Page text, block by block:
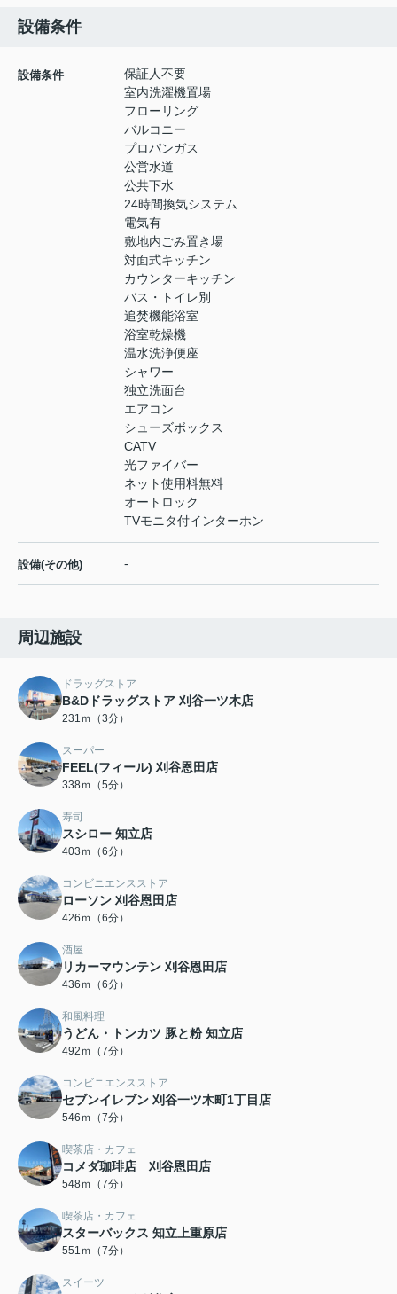
設備条件
設備条件
保証人不要
室内洗濯機置場
フローリング
バルコニー
プロパンガス
公営水道
公共下水
24時間換気システム
電気有
敷地内ごみ置き場
対面式キッチン
カウンターキッチン
バス・トイレ別
追焚機能浴室
浴室乾燥機
温水洗浄便座
シャワー
独立洗面台
エアコン
シューズボックス
CATV
光ファイバー
ネット使用料無料
オートロック
TVモニタ付インターホン
設備(その他) -
周辺施設
ドラッグストア
B&Dドラッグストア 刈谷一ツ木店
231ｍ（3分）
スーパー
FEEL(フィール) 刈谷恩田店
338ｍ（5分）
寿司
スシロー 知立店
403ｍ（6分）
コンビニエンスストア
ローソン 刈谷恩田店
426ｍ（6分）
酒屋
リカーマウンテン 刈谷恩田店
436ｍ（6分）
和風料理
うどん・トンカツ 豚と粉 知立店
492ｍ（7分）
コンビニエンスストア
セブンイレブン 刈谷一ツ木町1丁目店
546ｍ（7分）
喫茶店・カフェ
コメダ珈琲店 刈谷恩田店
548ｍ（7分）
喫茶店・カフェ
スターバックス 知立上重原店
551ｍ（7分）
スイーツ